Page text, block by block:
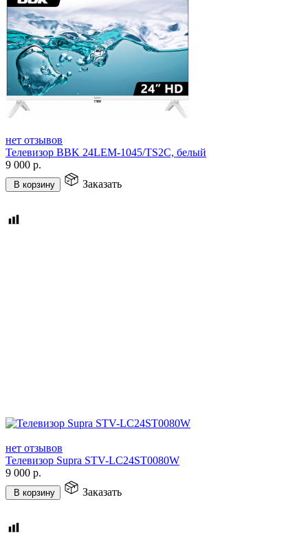
нет отзывов
Телевизор BBK 24LEM-1045/TS2C, белый
9 000 р.
В корзину Заказать
нет отзывов
Телевизор Supra STV-LC24ST0080W
9 000 р.
В корзину Заказать